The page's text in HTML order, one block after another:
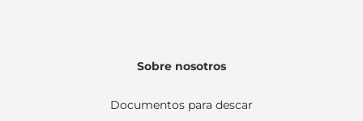
Sobre nosotros
Documentos para descar